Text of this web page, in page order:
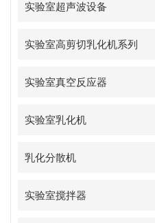
实验室超声波设备
实验室高剪切乳化机系列
实验室真空反应器
实验室乳化机
乳化分散机
实验室搅拌器